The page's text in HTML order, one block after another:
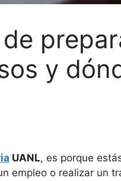
y
UANL, es porque
empleo o realizar un